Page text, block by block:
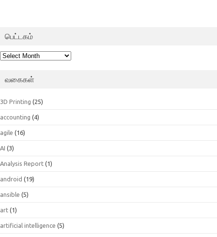
பெட்டகம்
பெட்டகம்
வகைகள்
3D Printing (25)
accounting (4)
agile (16)
AI (3)
Analysis Report (1)
android (19)
ansible (5)
art (1)
artificial intelligence (5)